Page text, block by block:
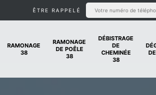
ÊTRE RAPPELÉ
RAMONAGE
38
RAMONAGE
DE POÊLE
38
DÉBISTRAGE
DE
CHEMINÉE
38